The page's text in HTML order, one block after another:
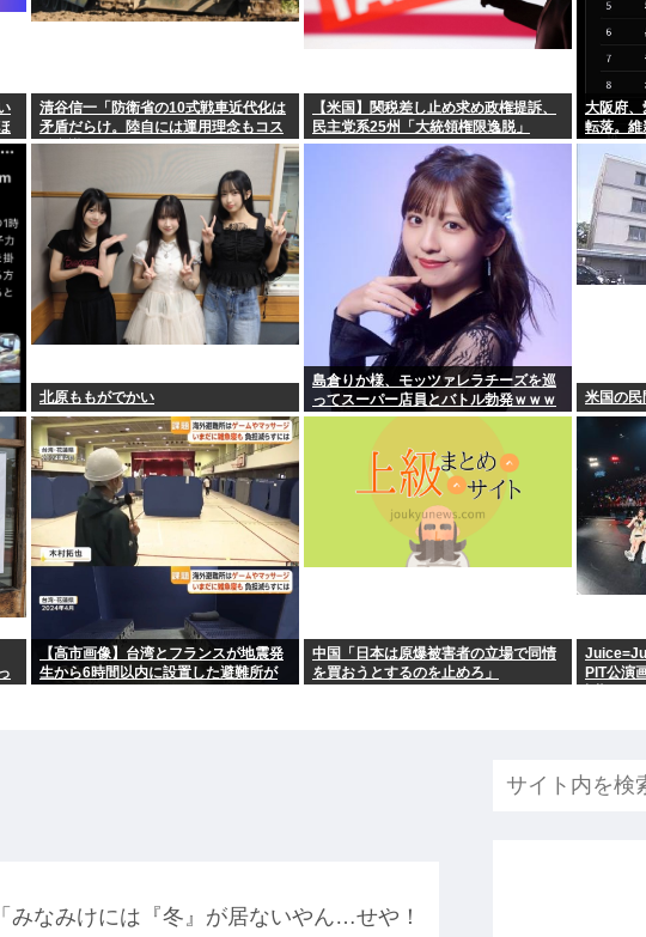
清谷信一「防衛省の10式戦車近代化は
矛盾だらけ。陸自には運用理念もコス
ト意識もない」
【米国】関税差し止め求め政権提訴、
民主党系25州「大統領権限逸脱」
大阪府
転落。維
ゃ…
北原ももがでかい
島倉りか様、モッツァレラチーズを巡
ってスーパー店員とバトル勃発ｗｗｗ
米国の
【高市画像】台湾とフランスが地震発
生から6時間以内に設置した避難所が
中国「日本は原爆被害者の立場で同情
を買おうとするのを止めろ」
PIT公
みなみけには『冬』が居ないやん…せや！